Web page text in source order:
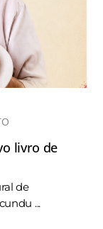
livro de
de
...